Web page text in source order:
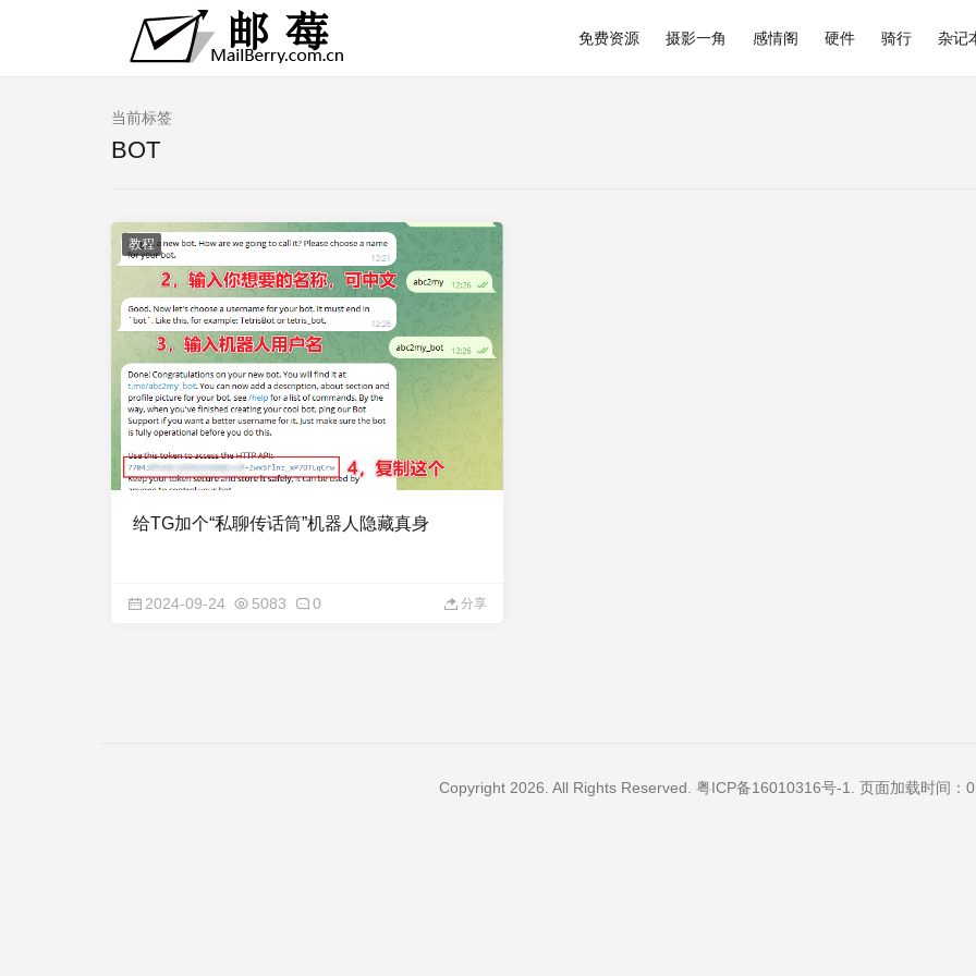
免费资源 摄影一角 感情阁 硬件 骑行 杂记
当前标签
BOT
教程
给TG加个“私聊传话筒”机器人隐藏真身
2024-09-24 5083 0 分享
Copyright 2026. All Rights Reserved. 粤ICP备16010316号-1 . 页面加载时间：